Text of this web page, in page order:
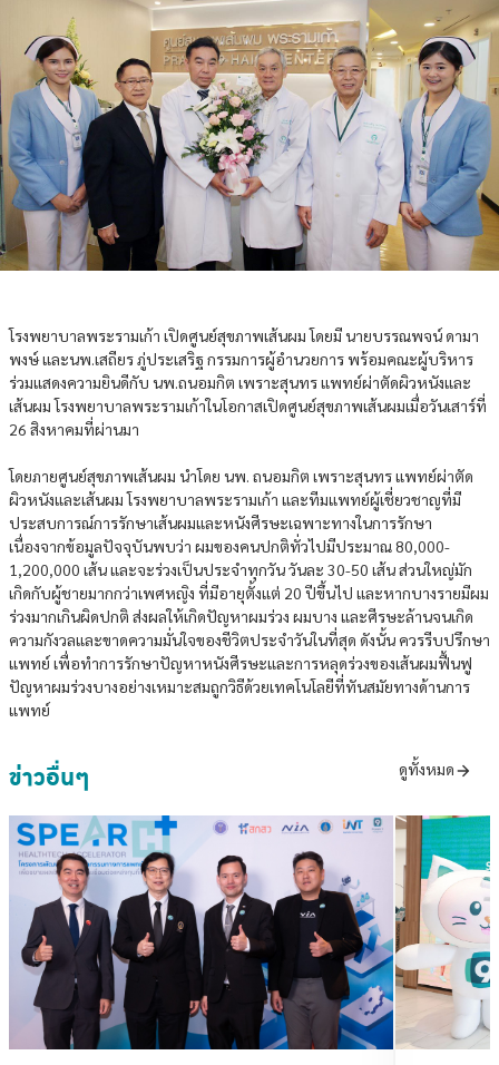
โรงพยาบาลพระรามเก้า เปิดศูนย์สุขภาพเส้นผม โดยมี นายบรรณพจน์ ดามา
พงษ์ และนพ.เสถียร ภู่ประเสริฐ กรรมการผู้อำนวยการ พร้อมคณะผู้บริหาร
ร่วมแสดงความยินดีกับ นพ.ถนอมกิต เพราะสุนทร แพทย์ผ่าตัดผิวหนังและ
เส้นผม โรงพยาบาลพระรามเก้าในโอกาสเปิดศูนย์สุขภาพเส้นผมเมื่อวันเสาร์ที่
26 สิงหาคมที่ผ่านมา
โดยภายศูนย์สุขภาพเส้นผม นำโดย นพ. ถนอมกิต เพราะสุนทร แพทย์ผ่าตัด
ผิวหนังและเส้นผม โรงพยาบาลพระรามเก้า และทีมแพทย์ผู้เชี่ยวชาญที่มี
ประสบการณ์การรักษาเส้นผมและหนังศีรษะเฉพาะทางในการรักษา
เนื่องจากข้อมูลปัจจุบันพบว่า ผมของคนปกติทั่วไปมีประมาณ 80,000-
1,200,000 เส้น และจะร่วงเป็นประจำทุกวัน วันละ 30-50 เส้น ส่วนใหญ่มัก
เกิดกับผู้ชายมากกว่าเพศหญิง ที่มีอายุตั้งแต่ 20 ปีขึ้นไป และหากบางรายมีผม
ร่วงมากเกินผิดปกติ ส่งผลให้เกิดปัญหาผมร่วง ผมบาง และศีรษะล้านจนเกิด
ความกังวลและขาดความมั่นใจของชีวิตประจำวันในที่สุด ดังนั้น ควรรีบปรึกษา
แพทย์ เพื่อทำการรักษาปัญหาหนังศีรษะและการหลุดร่วงของเส้นผมฟื้นฟู
ปัญหาผมร่วงบางอย่างเหมาะสมถูกวิธีด้วยเทคโนโลยีที่ทันสมัยทางด้านการ
แพทย์
ข่าวอื่นๆ ดูทั้งหมด